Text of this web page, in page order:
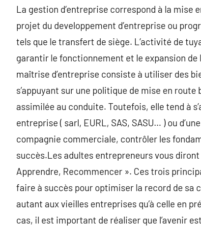
La gestion d’entreprise correspond à la
projet du developpement d’entreprise ou
tels que le transfert de siège. L’activité de
garantir le fonctionnement et le expansion de
maîtrise d’entreprise consiste à utiliser des
s’appuyant sur une politique de mise en
assimilée au conduite. Toutefois, elle tend à
entreprise ( sarl, EURL, SAS, SASU… ) ou
compagnie commerciale, contrôler les
succès.Les adultes entrepreneurs vous
Apprendre, Recommencer ». Ces trois
faire à succès pour optimiser la record de
autant aux vieilles entreprises qu’à celle en
cas, il est important de réaliser que l’avenir